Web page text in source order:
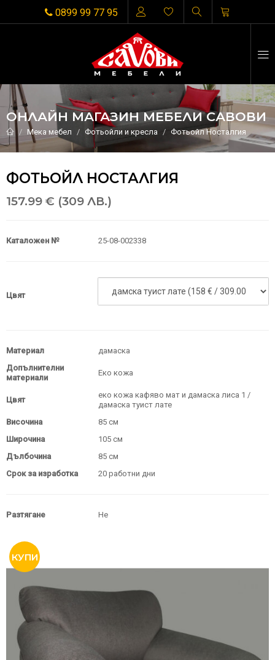
0899 99 77 95
ОНЛАЙН МАГАЗИН МЕБЕЛИ САВОВИ
Мека мебел Фотьойли и кресла Фотьойл Носталгия
ФОТЬОЙЛ НОСТАЛГИЯ
157.99 € (309 ЛВ.)
Каталожен № 25-08-002338
Цвят
Материал
дамаска
Допълнителни
материали
Еко кожа
Цвят
еко кожа кафяво мат и дамаска лиса 1 /
дамаска туист лате
Височина
85 см
Широчина
105 см
Дълбочина
85 см
Срок за изработка
20 работни дни
Разтягане Не